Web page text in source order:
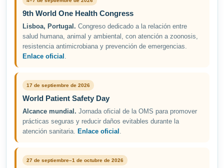
9th World One Health Congress
Lisboa, Portugal. Congreso dedicado a la relación entre
salud humana, animal y ambiental, con atención a zoonosis,
resistencia antimicrobiana y prevención de emergencias.
Enlace oficial .
17 de septiembre de 2026
World Patient Safety Day
Alcance mundial. Jornada oficial de la OMS para promover
prácticas seguras y reducir daños evitables durante la
atención sanitaria. Enlace oficial .
27 de septiembre–1 de octubre de 2026